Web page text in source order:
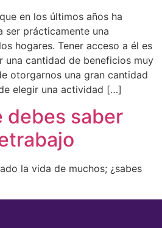
en los últimos años ha
ser prácticamente una
hogares. Tener acceso a él es
una cantidad de beneficios muy
otorgarnos una gran cantidad
elegir una actividad […]
debes saber
la vida de muchos; ¿sabes